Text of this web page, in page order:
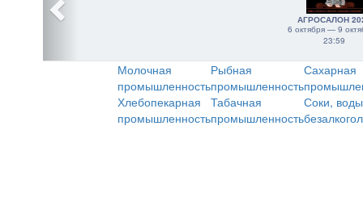
АГРОСАЛОН
6 октября — 9
23:59
Молочная
промышленность
Рыбная
промышленность
Сахарная
Хлебопекарная
промышленность
Табачная
промышленность
Соки,